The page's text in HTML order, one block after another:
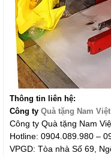
Thông tin liên hệ:
Công ty Quà tặng Nam Việt
Công ty Quà tặng Nam
Hotline: 0904.089.980 –
VPGD: Tòa nhà Số 69,